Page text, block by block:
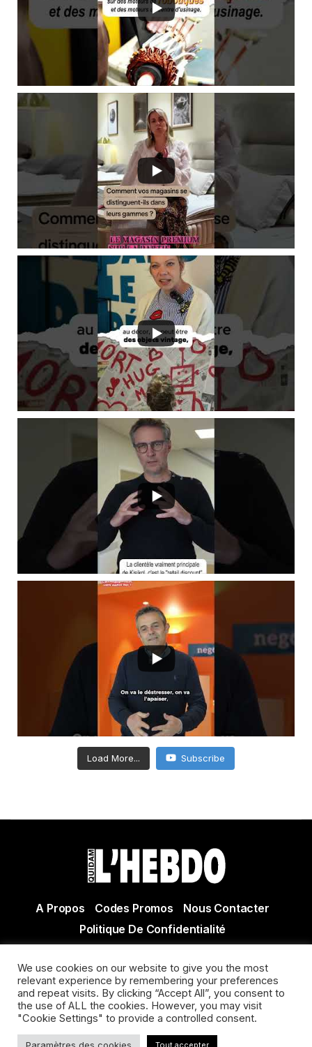
Load More... Subscribe
A Propos Codes Promos
Nous Contacter
Politique De Confidentialité
Actualité Agen - Actualité en lot et Garonne - Actualité
Villeneuve sur Lot
We use cookies on our website to give you the most
relevant experience by remembering your preferences
and repeat visits. By clicking “Accept All”, you consent to
the use of ALL the cookies. However, you may visit
"Cookie Settings" to provide a controlled consent.
Tout accepter